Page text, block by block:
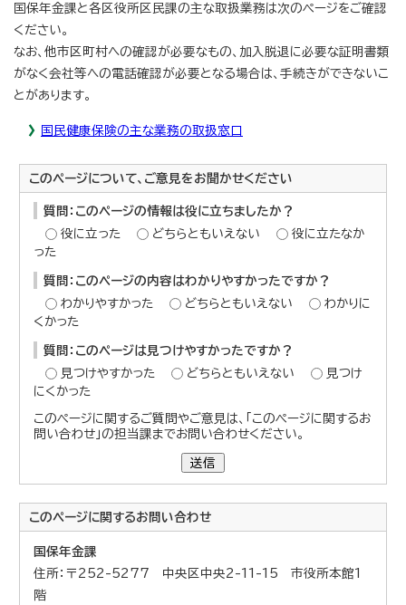
国保年金課と各区役所区民課の主な取扱業務は次のページをご確認
ください。
なお、他市区町村への確認が必要なもの、加入脱退に必要な証明書類
がなく会社等への電話確認が必要となる場合は、手続きができないこ
とがあります。
国民健康保険の主な業務の取扱窓口
このページについて、ご意見をお聞かせください
質問：このページの情報は役に立ちましたか？
役に立った
どちらともいえない
役に立たなか
った
質問：このページの内容はわかりやすかったですか？
わかりやすかった
どちらともいえない
わかりに
くかった
質問：このページは見つけやすかったですか？
見つけやすかった
どちらともいえない
見つけ
にくかった
このページに関するご質問やご意見は、「このページに関するお
問い合わせ」の担当課までお問い合わせください。
送信
このページに関するお問い合わせ
国保年金課
住所：〒252-5277 中央区中央2-11-15 市役所本館1
階